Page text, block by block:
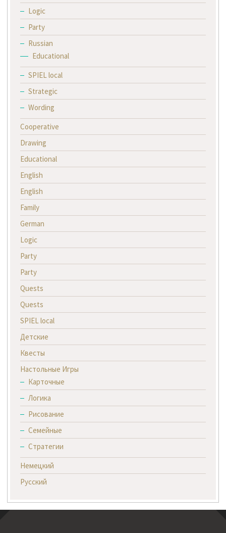
Logic
Party
Russian
Educational
SPIEL local
Strategic
Wording
Cooperative
Drawing
Educational
English
English
Family
German
Logic
Party
Party
Quests
Quests
SPIEL local
Детские
Квесты
Настольные Игры
Карточные
Логика
Рисование
Семейные
Стратегии
Немецкий
Русский